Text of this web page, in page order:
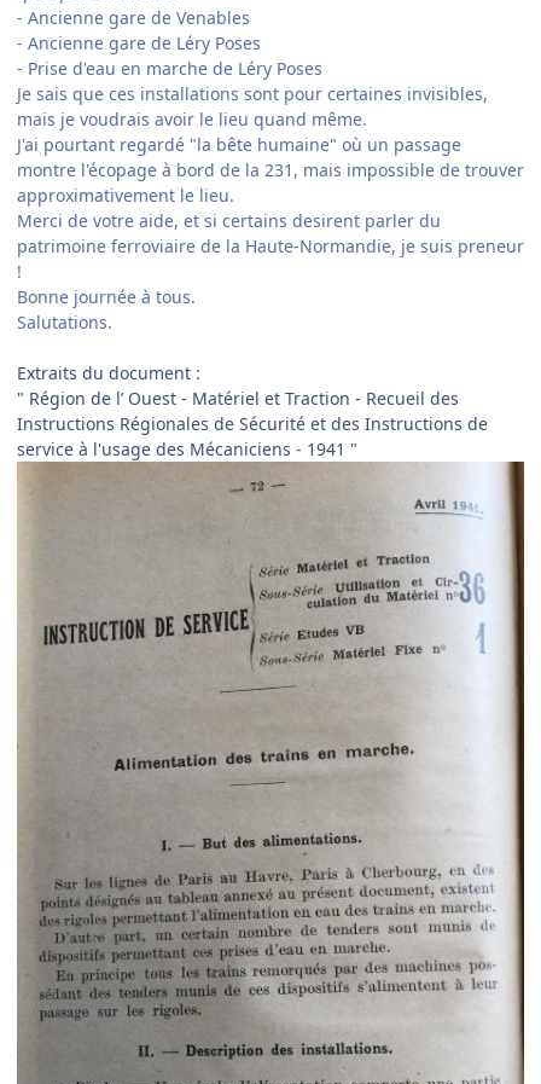
- Ancienne gare de Venables
- Ancienne gare de Léry Poses
- Prise d'eau en marche de Léry Poses
Je sais que ces installations sont pour certaines invisibles,
mais je voudrais avoir le lieu quand même.
J'ai pourtant regardé "la bête humaine" où un passage
montre l'écopage à bord de la 231, mais impossible de trouver
approximativement le lieu.
Merci de votre aide, et si certains desirent parler du
patrimoine ferroviaire de la Haute-Normandie, je suis preneur
!
Bonne journée à tous.
Salutations.
Extraits du document :
" Région de l’ Ouest - Matériel et Traction - Recueil des
Instructions Régionales de Sécurité et des Instructions de
service à l'usage des Mécaniciens - 1941 "